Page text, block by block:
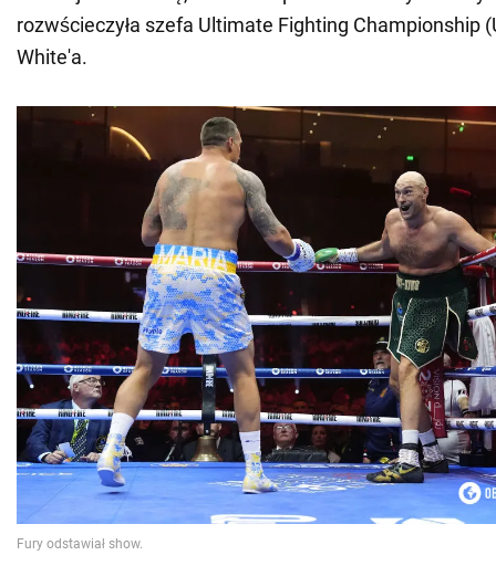
rozwścieczyła szefa Ultimate Fighting Championship
White'a.